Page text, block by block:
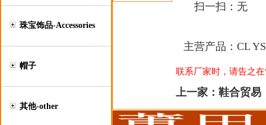
珠宝饰品-Accessories
帽子
其他-other
扫一扫： 无
主营产品： CL
联系厂家时，请告之
上一家： 鞋合贸易